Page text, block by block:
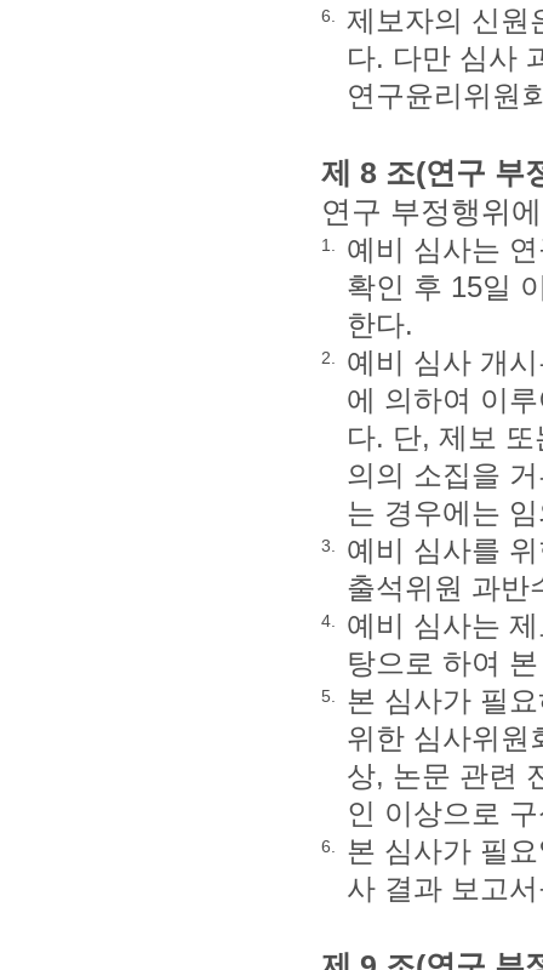
6.
제보자의 신원
다. 다만 심사
연구윤리위원
제 8 조(연구 부
연구 부정행위
1.
예비 심사는
확인 후 15일
한다.
2.
예비 심사 개
에 의하여 이
다. 단, 제보
의의 소집을
는 경우에는
3.
예비 심사를
출석위원 과반
4.
예비 심사는
탕으로 하여
5.
본 심사가 필
위한 심사위원
상, 논문 관련
인 이상으로
6.
본 심사가 필
사 결과 보고